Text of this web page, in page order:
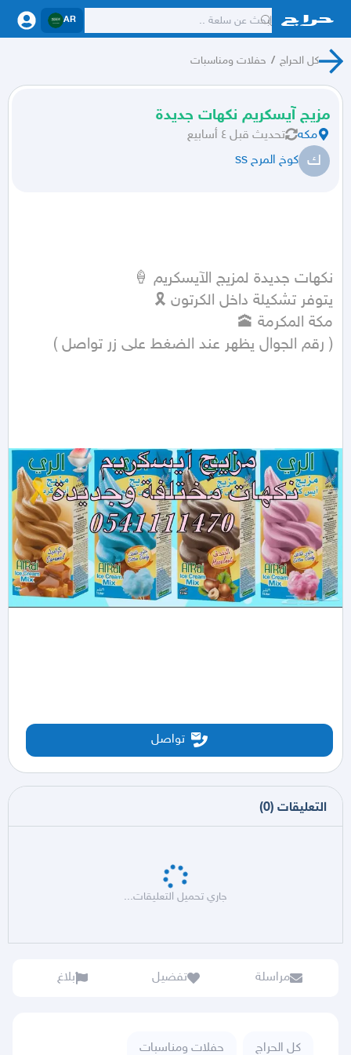
AR
كل الحراج / حفلات ومناسبات
مزيج آيسكريم نكهات جديدة
مكه تحديث قبل ٤ أسابيع
ك كوخ المرح ss
( رقم الجوال يظهر عند الضغط على زر تواصل )
تواصل
التعليقات (
0
)
جاري تحميل التعليقات...
مراسلة تفضيل بلاغ
كل الحراج حفلات ومناسبات